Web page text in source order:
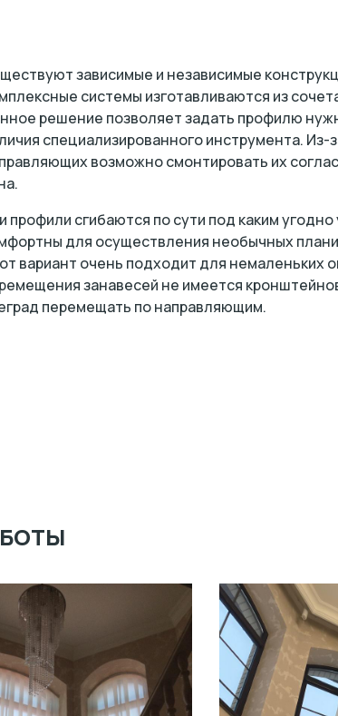
зависимые и независимые
системы изготавливаются из
решение позволяет задать профилю
специализированного инструмента. Из-
возможно смонтировать их
профили сгибаются по сути под каким угодно
для осуществления необычных
вариант очень подходит для немаленьких
занавесей не имеется
перемещать по направляющим.